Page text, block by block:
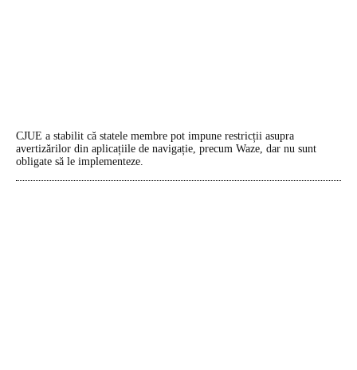
CJUE a stabilit că statele membre pot impune restricții asupra
avertizărilor din aplicațiile de navigație, precum Waze, dar nu sunt
obligate să le implementeze.